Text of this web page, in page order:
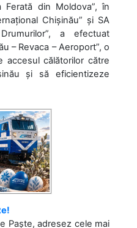
Ferată din Moldova”, în
Chișinău” și SA
a efectuat
– Revaca – Aeroport”, o
accesul călătorilor către
și să eficientizeze
Paște, adresez cele mai